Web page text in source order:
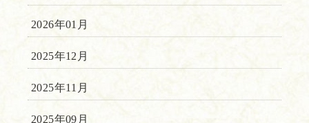
2026年01月
2025年12月
2025年11月
2025年09月